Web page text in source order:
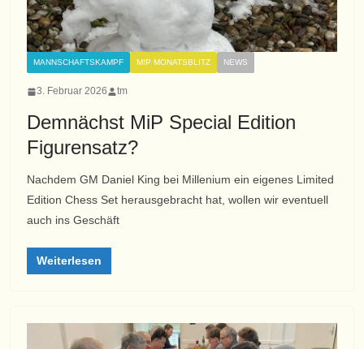
MANNSCHAFTSKAMPF MIP MONATSBLITZ NEWS
3. Februar 2026 tm
Demnächst MiP Special Edition
Figurensatz?
Nachdem GM Daniel King bei Millenium ein eigenes Limited
Edition Chess Set herausgebracht hat, wollen wir eventuell
auch ins Geschäft
Weiterlesen